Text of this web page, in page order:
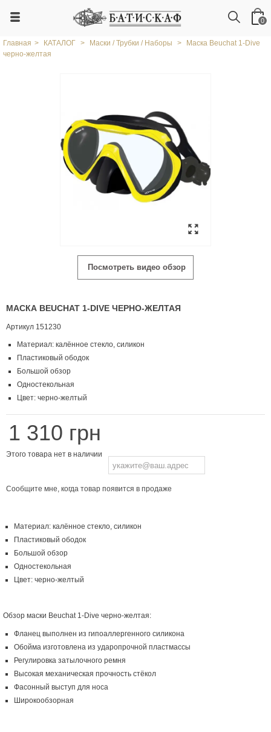
0
Главная > КАТАЛОГ > Маски / Трубки / Наборы >
Маска Beuchat 1-Dive
черно-желтая
Посмотреть видео обзор
МАСКА BEUCHAT 1-DIVE ЧЕРНО-ЖЕЛТАЯ
Артикул 151230
Материал: калённое стекло, силикон
Пластиковый ободок
Большой обзор
Одностекольная
Цвет: черно-желтый
1 310 грн
Этого товара нет в наличии
Сообщите мне, когда товар появится в продаже
Материал: калённое стекло, силикон
Пластиковый ободок
Большой обзор
Одностекольная
Цвет: черно-желтый
Обзор маски Beuchat 1-Dive черно-желтая:
Фланец выполнен из гипоаллергенного силикона
Обойма изготовлена из ударопрочной пластмассы
Регулировка затылочного ремня
Высокая механическая прочность стёкол
Фасонный выступ для носа
Широкообзорная